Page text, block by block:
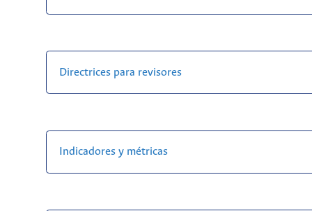
Directrices para revisores
Indicadores y métricas